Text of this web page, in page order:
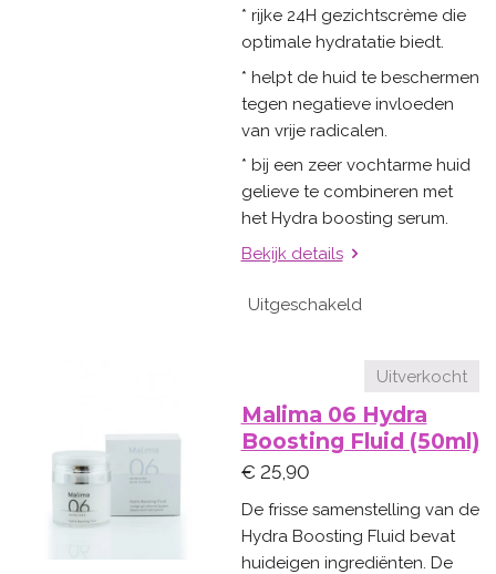
* rijke 24H gezichtscrème die
optimale hydratatie biedt.
* helpt de huid te beschermen
tegen negatieve invloeden
van vrije radicalen.
* bij een zeer vochtarme huid
gelieve te combineren met
het Hydra boosting serum.
Bekijk details
Uitgeschakeld
Uitverkocht
Malima 06 Hydra
Boosting Fluid (50ml)
€ 25,90
De frisse samenstelling van de
Hydra Boosting Fluid bevat
huideigen ingrediënten. De